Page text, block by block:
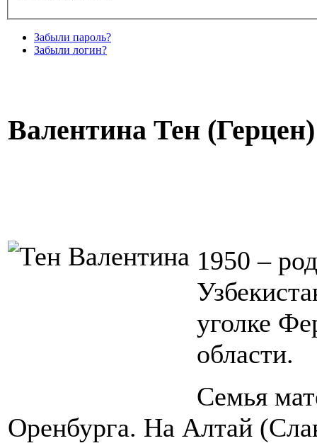
Забыли пароль?
Забыли логин?
Валентина Тен
1950 –
уголке
области.
Семья
Оренбурга. На Алтай